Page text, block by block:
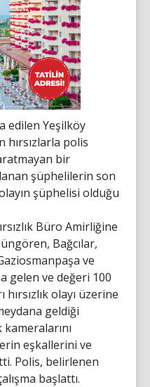
edilen Yeşilköy
hırsızlarla polis
bir
şüphelilerin son
şüphelisi olduğu
Büro Amirliğine
Bağcılar,
ve
gelen ve değeri 100
olayı üzerine
geldiği
eşkallerini ve
Polis, belirlenen
başlattı.